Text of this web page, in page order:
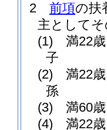
2
前項の扶
主として
(1)
満22
子
(2)
満22
孫
(3)
満60
(4)
満22